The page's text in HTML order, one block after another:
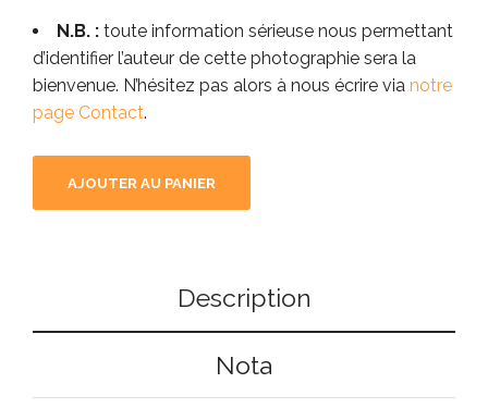
N.B. : toute information sérieuse nous permettant
d’identifier l’auteur de cette photographie sera la
bienvenue. N’hésitez pas alors à nous écrire via notre
page Contact.
AJOUTER AU PANIER
Description
Nota